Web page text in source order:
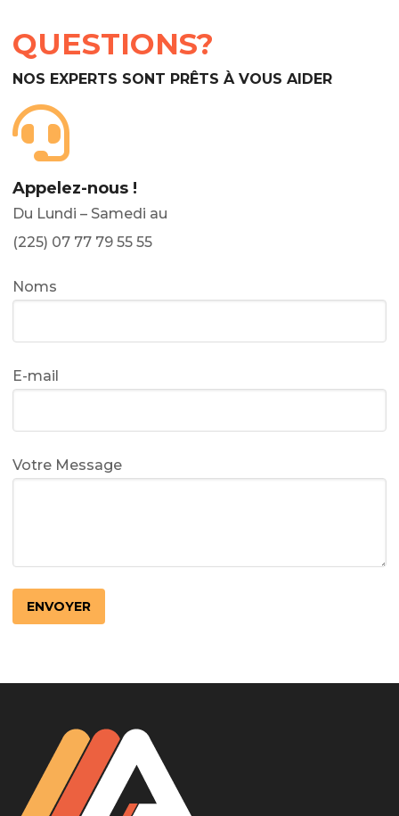
QUESTIONS?
NOS EXPERTS SONT PRÊTS À VOUS AIDER
Appelez-nous !
Du Lundi – Samedi au
(225) 07 77 79 55 55
Noms
E-mail
Votre Message
LotoMart
Бай Лото
escort barcelone
https://intimaties.net/es/category/woman-used-
used-panties-es/
eros houston
albanianescort